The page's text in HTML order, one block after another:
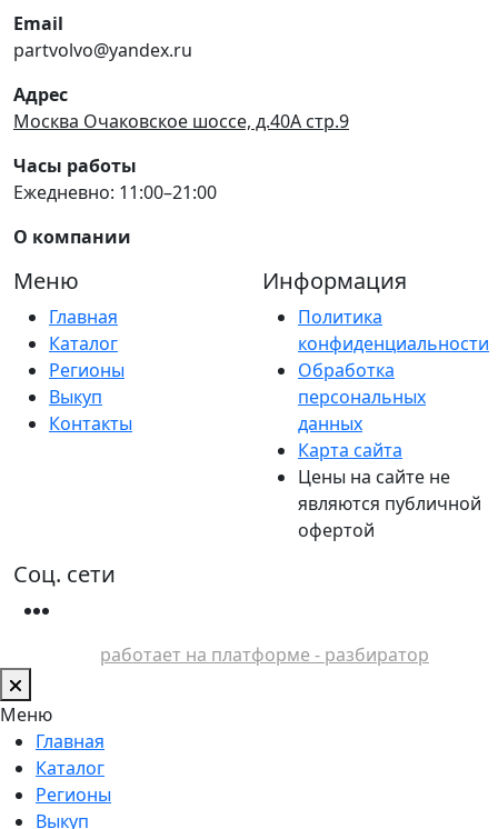
Email
partvolvo@yandex.ru
Адрес
Москва Очаковское шоссе, д.40А стр.9
Часы работы
Ежедневно: 11:00–21:00
О компании
Меню
Главная
Каталог
Регионы
Выкуп
Контакты
Информация
Политика
конфиденциальности
Обработка
персональных
данных
Карта сайта
Цены на сайте не
являются публичной
офертой
Соц. сети
работает на платформе - разбиратор
Меню
Главная
Каталог
Регионы
Выкуп